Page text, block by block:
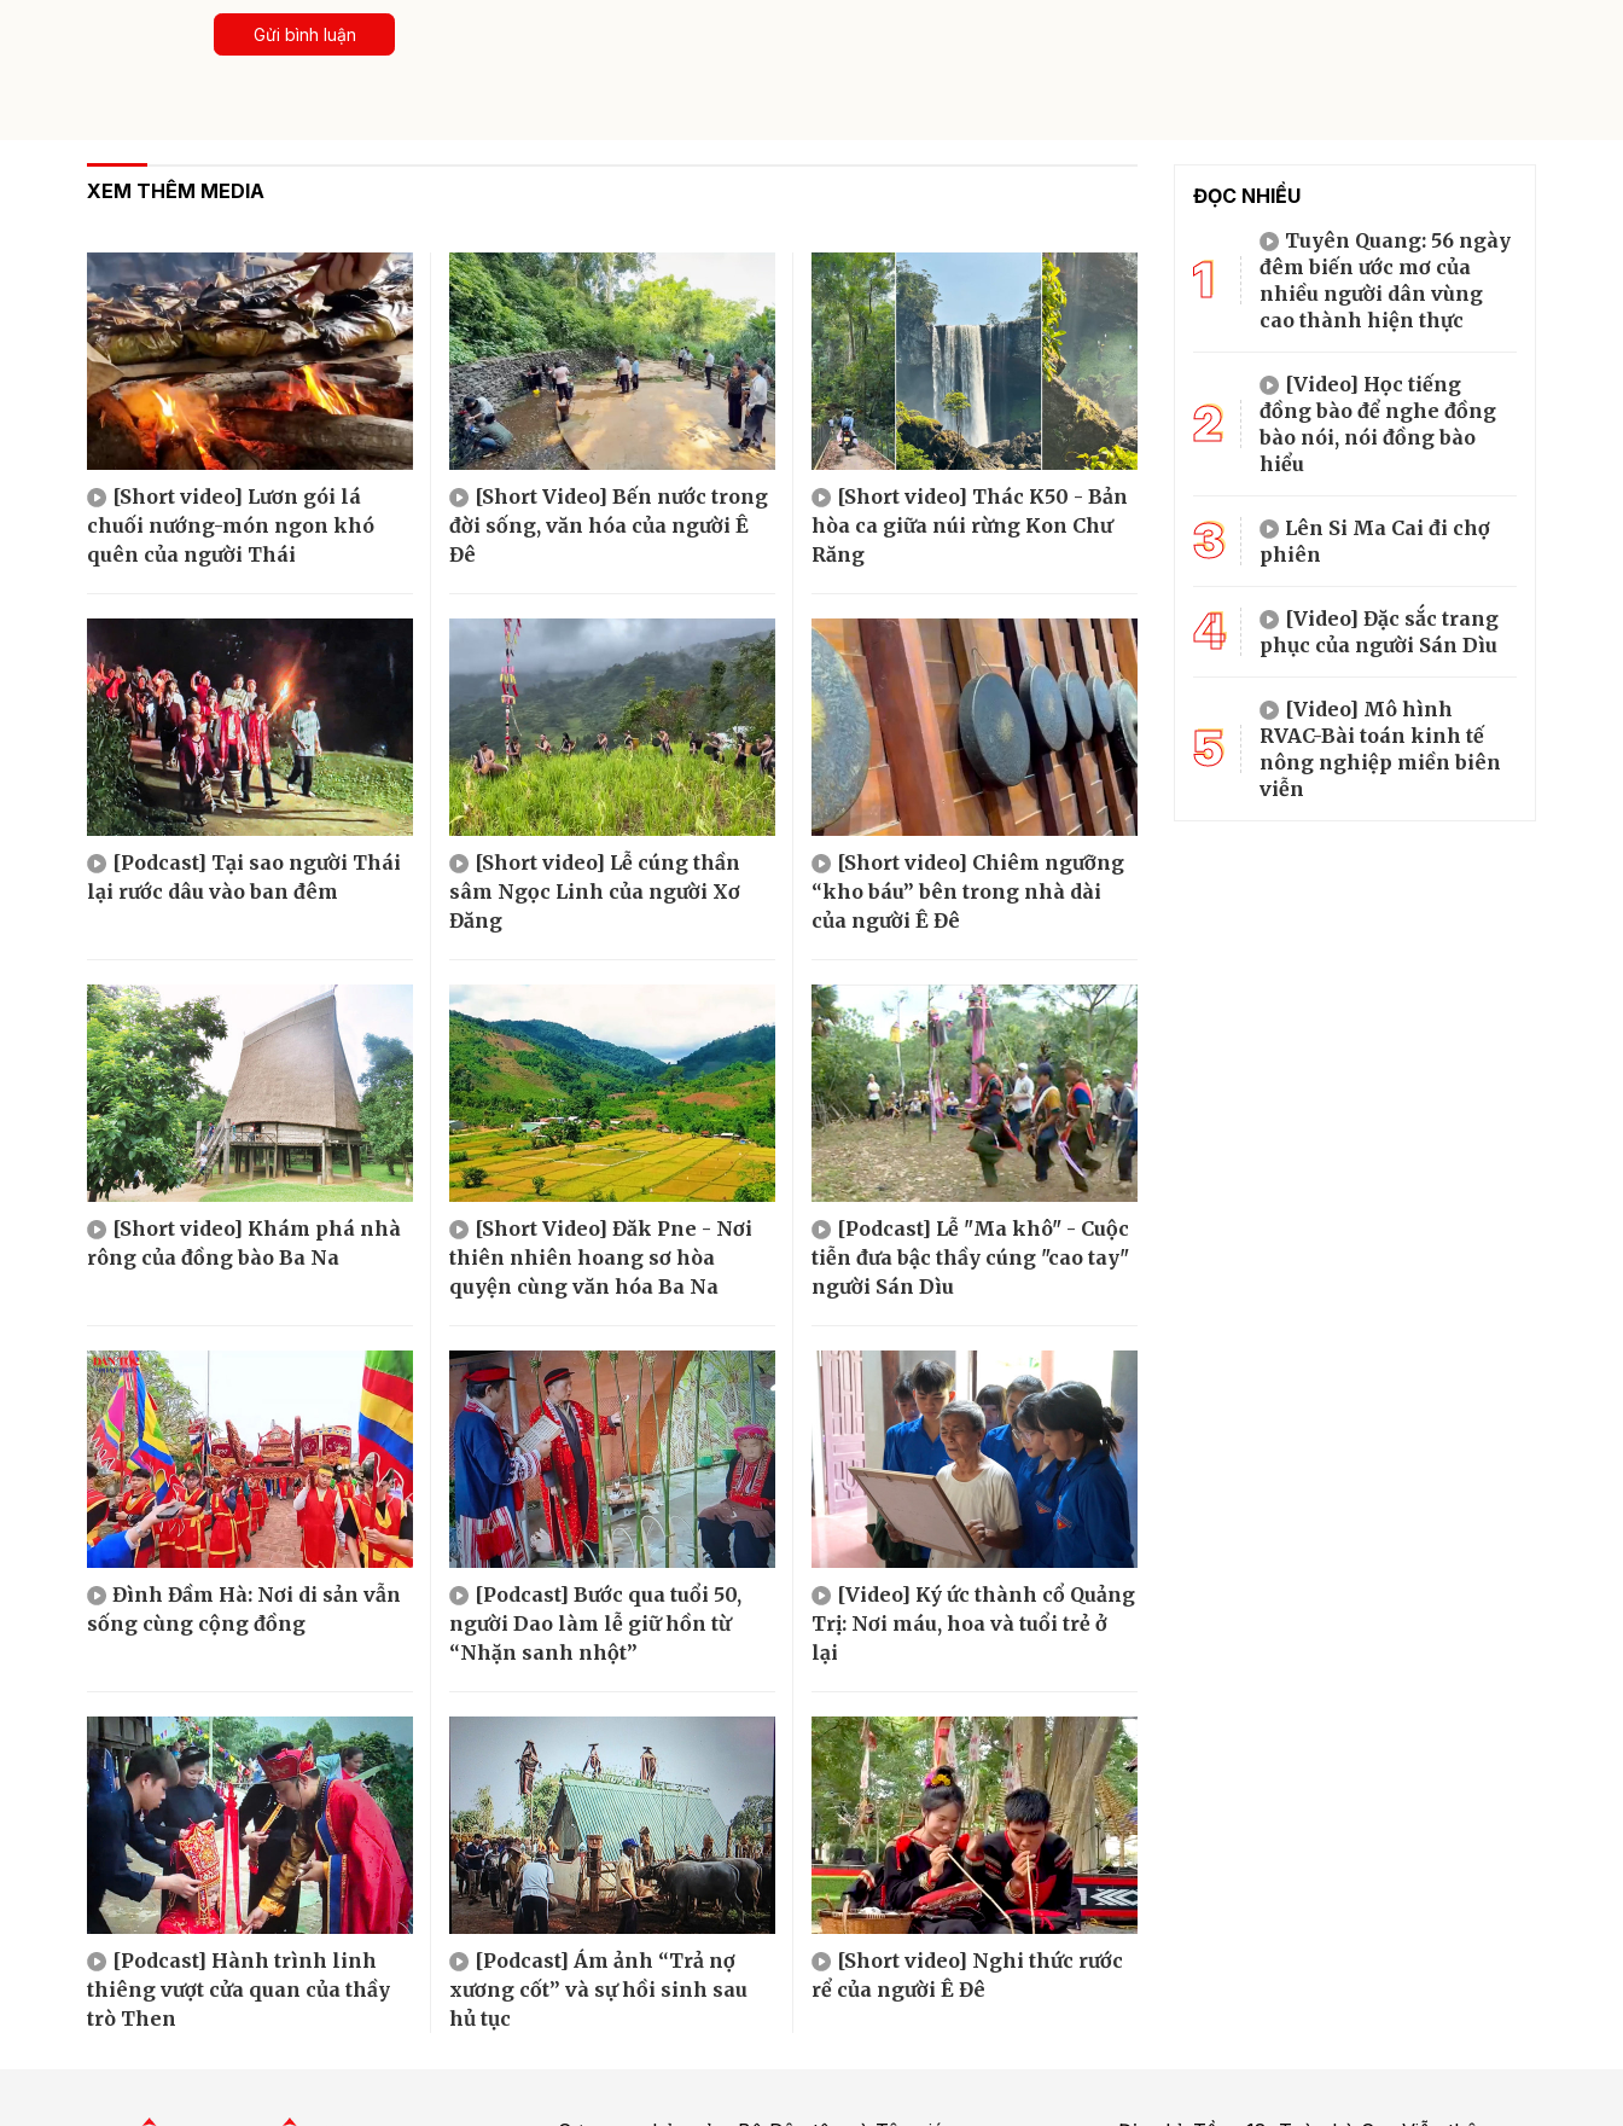
Gửi bình luận
XEM THÊM MEDIA
[Short video] Lươn gói lá
chuối nướng-món ngon khó
quên của người Thái
[Short Video] Bến nước trong
đời sống, văn hóa của người Ê
Đê
[Short video] Thác K50 - Bản
hòa ca giữa núi rừng Kon Chư
Răng
[Podcast] Tại sao người Thái
lại rước dâu vào ban đêm
[Short video] Lễ cúng thần
sâm Ngọc Linh của người Xơ
Đăng
[Short video] Chiêm ngưỡng
“kho báu” bên trong nhà dài
của người Ê Đê
[Short video] Khám phá nhà
rông của đồng bào Ba Na
[Short Video] Đăk Pne - Nơi
thiên nhiên hoang sơ hòa
quyện cùng văn hóa Ba Na
[Podcast] Lễ "Ma khô" - Cuộc
tiễn đưa bậc thầy cúng "cao tay"
người Sán Dìu
Đình Đầm Hà: Nơi di sản vẫn
sống cùng cộng đồng
[Podcast] Bước qua tuổi 50,
người Dao làm lễ giữ hồn từ
“Nhặn sanh nhột”
[Video] Ký ức thành cổ Quảng
Trị: Nơi máu, hoa và tuổi trẻ ở
lại
[Podcast] Hành trình linh
thiêng vượt cửa quan của thầy
trò Then
[Podcast] Ám ảnh “Trả nợ
xương cốt” và sự hồi sinh sau
hủ tục
[Short video] Nghi thức rước
rể của người Ê Đê
ĐỌC NHIỀU
1
Tuyên Quang: 56 ngày
đêm biến ước mơ của
nhiều người dân vùng
cao thành hiện thực
2
[Video] Học tiếng
đồng bào để nghe đồng
bào nói, nói đồng bào
hiểu
3
Lên Si Ma Cai đi chợ
phiên
4
[Video] Đặc sắc trang
phục của người Sán Dìu
5
[Video] Mô hình
RVAC-Bài toán kinh tế
nông nghiệp miền biên
viễn